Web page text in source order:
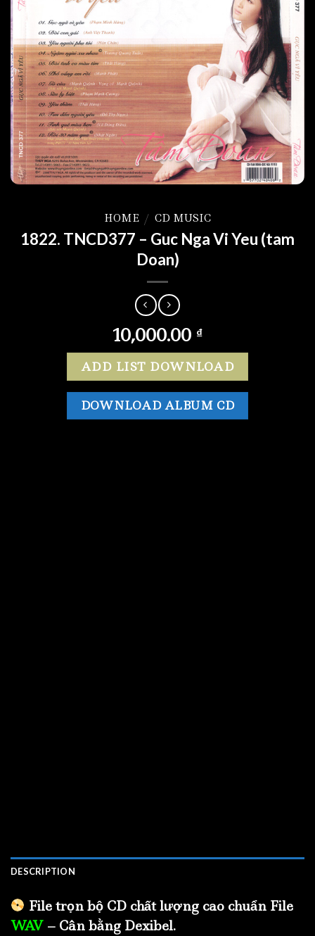
HOME / CD MUSIC
1822. TNCD377 – Guc Nga Vi Yeu (tam
Doan)
10,000.00 ₫
ADD LIST DOWNLOAD
DOWNLOAD ALBUM CD
DESCRIPTION
File trọn bộ CD chất lượng cao chuẩn File
WAV – Cân bằng Dexibel.